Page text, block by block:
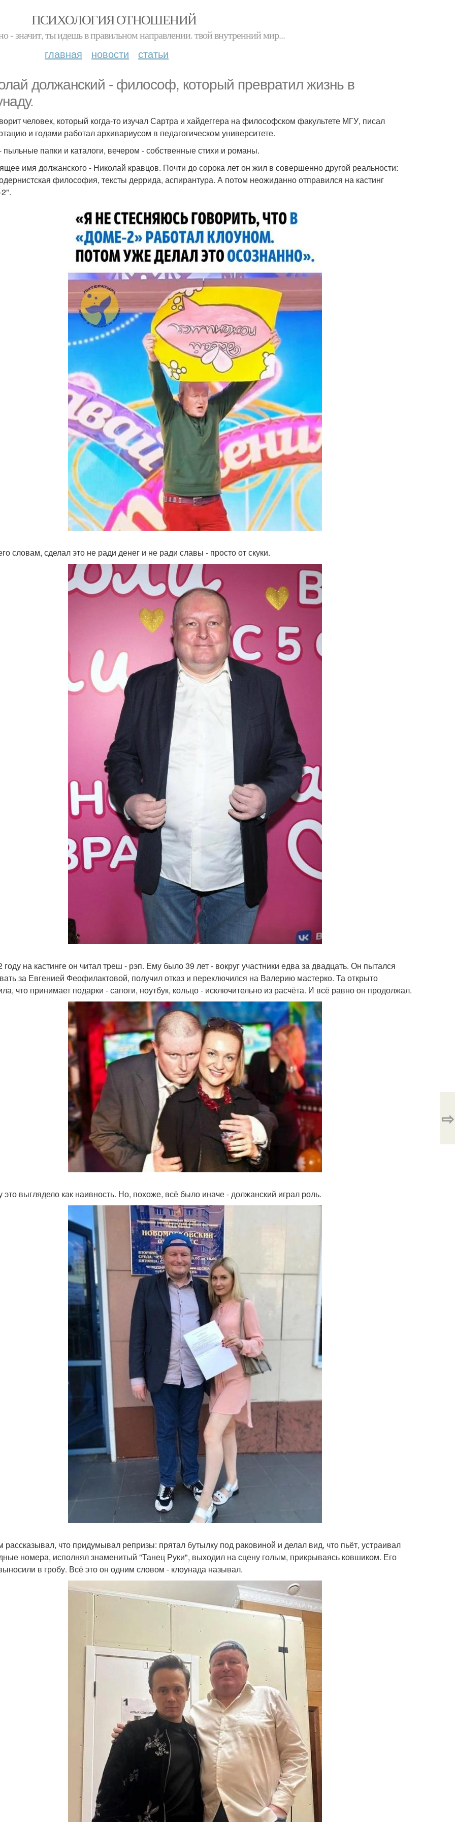
ПСИХОЛОГИЯ ОТНОШЕНИЙ
- значит, ты идешь в правильном направлении. твой внутренний мир...
главная новости статьи
должанский - философ, который превратил жизнь в
человек, который когда-то изучал Сартра и хайдеггера на философском факультете МГУ, писал
и годами работал архивариусом в педагогическом университете.
папки и каталоги, вечером - собственные стихи и романы.
имя должанского - Николай кравцов. Почти до сорока лет он жил в совершенно другой реальности:
философия, тексты деррида, аспирантура. А потом неожиданно отправился на кастинг
словам, сделал это не ради денег и не ради славы - просто от скуки.
году на кастинге он читал треш - рэп. Ему было 39 лет - вокруг участники едва за двадцать. Он пытался
за Евгенией Феофилактовой, получил отказ и переключился на Валерию мастерко. Та открыто
что принимает подарки - сапоги, ноутбук, кольцо - исключительно из расчёта. И всё равно он продолжал.
это выглядело как наивность. Но, похоже, всё было иначе - должанский играл роль.
рассказывал, что придумывал репризы: прятал бутылку под раковиной и делал вид, что пьёт, устраивал
номера, исполнял знаменитый "Танец Руки", выходил на сцену голым, прикрываясь ковшиком. Его
в гробу. Всё это он одним словом - клоунада называл.
⇨